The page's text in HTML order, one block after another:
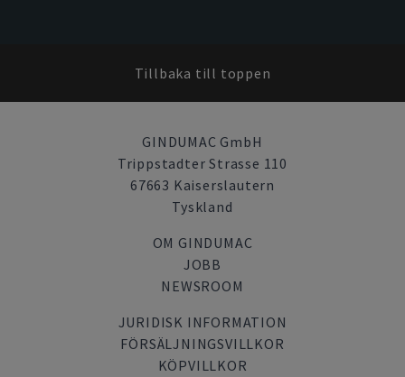
Tillbaka till toppen
GINDUMAC GmbH
Trippstadter Strasse 110
67663 Kaiserslautern
Tyskland
OM GINDUMAC
JOBB
NEWSROOM
JURIDISK INFORMATION
FÖRSÄLJNINGSVILLKOR
KÖPVILLKOR